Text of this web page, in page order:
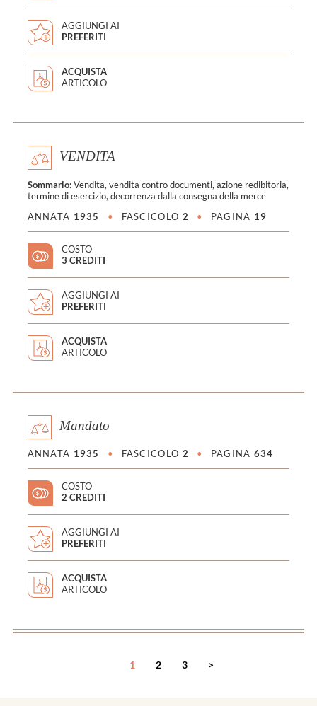
AGGIUNGI AI
PREFERITI
ACQUISTA
ARTICOLO
VENDITA
Sommario:Vendita, vendita contro documenti, azione redibitoria,
termine di esercizio, decorrenza dalla consegna della merce
ANNATA 1935 • FASCICOLO 2 • PAGINA 19
COSTO
3 CREDITI
AGGIUNGI AI
PREFERITI
ACQUISTA
ARTICOLO
Mandato
ANNATA 1935 • FASCICOLO 2 • PAGINA 634
COSTO
2 CREDITI
AGGIUNGI AI
PREFERITI
ACQUISTA
ARTICOLO
1 2 3 >